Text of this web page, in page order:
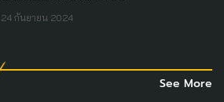
24 กันยายน 2024
See More